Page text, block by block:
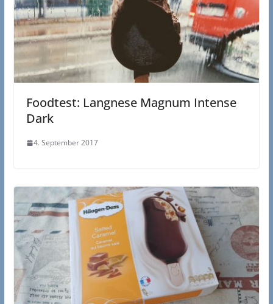
Foodtest: Langnese Magnum Intense
Dark
4. September 2017